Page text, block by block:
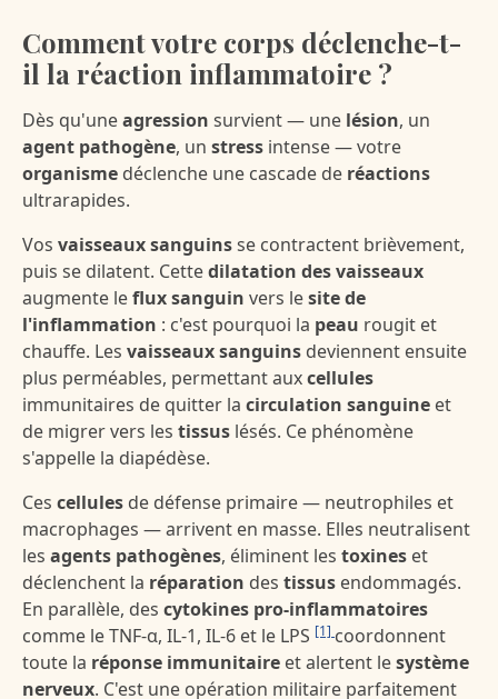
Comment votre corps déclenche-t-
il la réaction inflammatoire ?
Dès qu'uneagression survient — une lésion, un
agent pathogène, un stress intense — votre
organisme déclenche une cascade de réactions
ultrarapides.
Vos vaisseaux sanguinsse contractent brièvement,
puis se dilatent. Cettedilatation des vaisseaux
augmente leflux sanguin vers lesite de
l'inflammation : c'est pourquoi la peau rougit et
chauffe. Les vaisseaux sanguins deviennent ensuite
plus perméables, permettant auxcellules
immunitaires de quitter la circulation sanguine et
de migrer vers les tissus lésés. Ce phénomène
s'appelle la diapédèse.
Ces cellules de défense primaire — neutrophiles et
macrophages — arrivent en masse. Elles neutralisent
les agents pathogènes, éliminent les toxines et
déclenchent la réparation des tissus endommagés.
En parallèle, des cytokines pro-inflammatoires
comme le TNF-α, IL-1, IL-6 et le LPS [1] coordonnent
toute la réponse immunitaire et alertent lesystème
nerveux. C'est une opération militaire parfaitement